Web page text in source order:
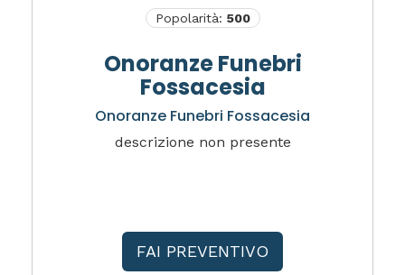
Popolarità: 500
Onoranze Funebri
Fossacesia
Onoranze Funebri Fossacesia
descrizione non presente
FAI PREVENTIVO